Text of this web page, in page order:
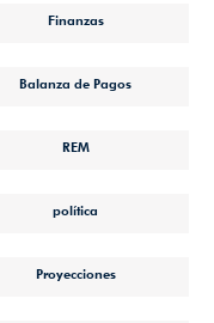
Finanzas
Balanza de Pagos
REM
política
Proyecciones